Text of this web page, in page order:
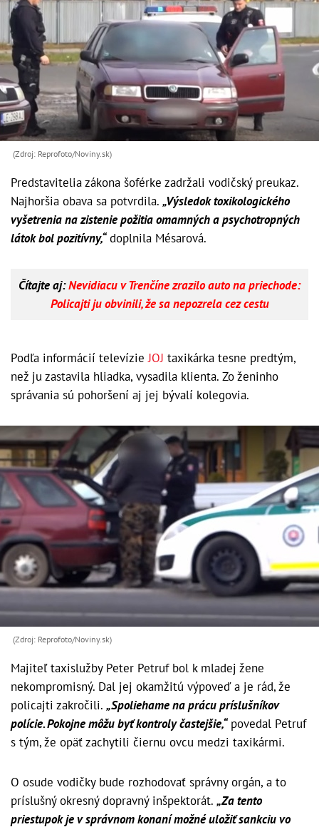
(Zdroj: Reprofoto/Noviny.sk)
Predstavitelia zákona šoférke zadržali vodičský preukaz.
Najhoršia obava sa potvrdila. „Výsledok toxikologického
vyšetrenia na zistenie požitia omamných a psychotropných
látok bol pozitívny,“doplnila Mésarová.
Čítajte aj:Nevidiacu v Trenčíne zrazilo auto na priechode:
Policajti ju obvinili, že sa nepozrela cez cestu
Podľa informácií televízieJOJ taxikárka tesne predtým,
než ju zastavila hliadka, vysadila klienta. Zo ženinho
správania sú pohoršení aj jej bývalí kolegovia.
(Zdroj: Reprofoto/Noviny.sk)
Majiteľ taxislužby Peter Petruf bol k mladej žene
nekompromisný. Dal jej okamžitú výpoveď a je rád, že
policajti zakročili. „Spoliehame na prácu príslušníkov
polície. Pokojne môžu byť kontroly častejšie,“povedal Petruf
s tým, že opäť zachytili čiernu ovcu medzi taxikármi.
O osude vodičky bude rozhodovať správny orgán, a to
príslušný okresný dopravný inšpektorát. „Za tento
priestupok je v správnom konaní možné uložiť sankciu vo